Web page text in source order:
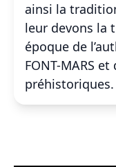
ainsi la
leur devons la
époque de
FONT-MARS
préhistoriques.